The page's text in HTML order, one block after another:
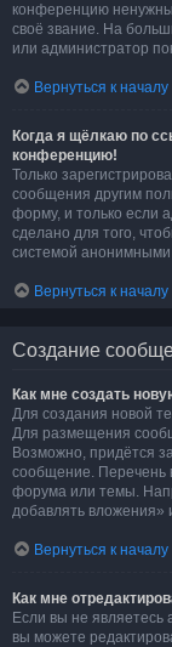
конференцию
своё звание. На
или администратор
Вернуться к началу
Когда я щёлкаю по
конференцию!
Только
сообщения другим
форму, и только если
сделано для того,
системой анонимными
Вернуться к началу
Создание
Как мне создать
Для создания новой
Для размещения
Возможно, придётся
сообщение. Перечень
форума или темы.
добавлять вложения»
Вернуться к началу
Как мне
Если вы не
вы можете